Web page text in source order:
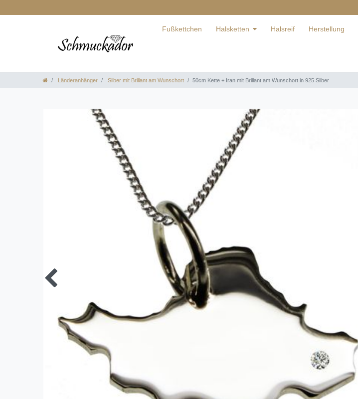
Fußkettchen Halsketten Halsreif Herstellung
Länderanhänger Silber mit Brillant am Wunschort 50cm Kette + Iran mit Brillant am Wunschort in 925 Silber